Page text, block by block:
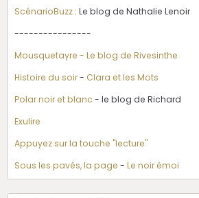
ScénarioBuzz : Le blog de Nathalie Lenoir
----------------
Mousquetayre - Le blog de Rivesinthe
Histoire du soir- Clara et les Mots
Polar noir et blanc - le blog de Richard
Exulire
Appuyez sur la touche "lecture"
Sous les pavés, la page - Le noir émoi